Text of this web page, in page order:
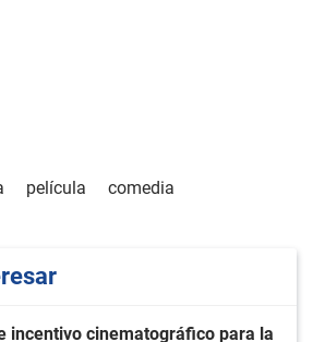
película comedia
incentivo cinematográfico para la